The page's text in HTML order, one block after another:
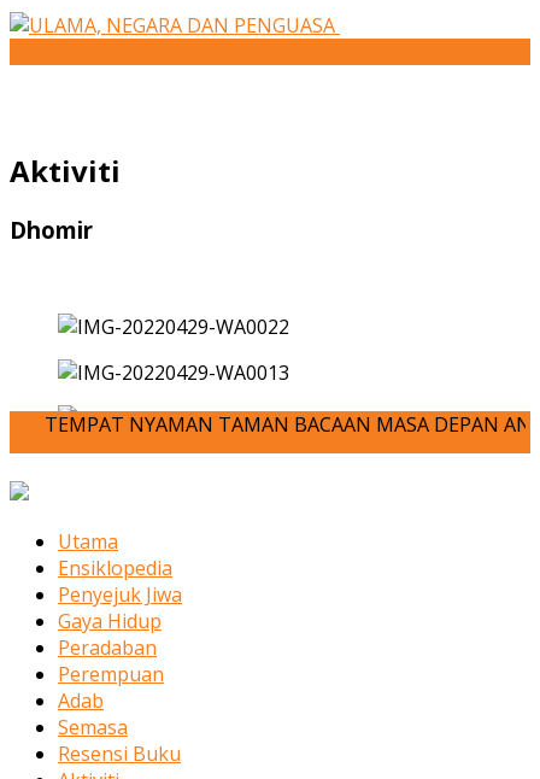
Aktiviti
Dhomir
TEMPAT NYAMAN TAMAN BACAAN MASA DEPAN
Utama
Ensiklopedia
Penyejuk Jiwa
Gaya Hidup
Peradaban
Perempuan
Adab
Semasa
Resensi Buku